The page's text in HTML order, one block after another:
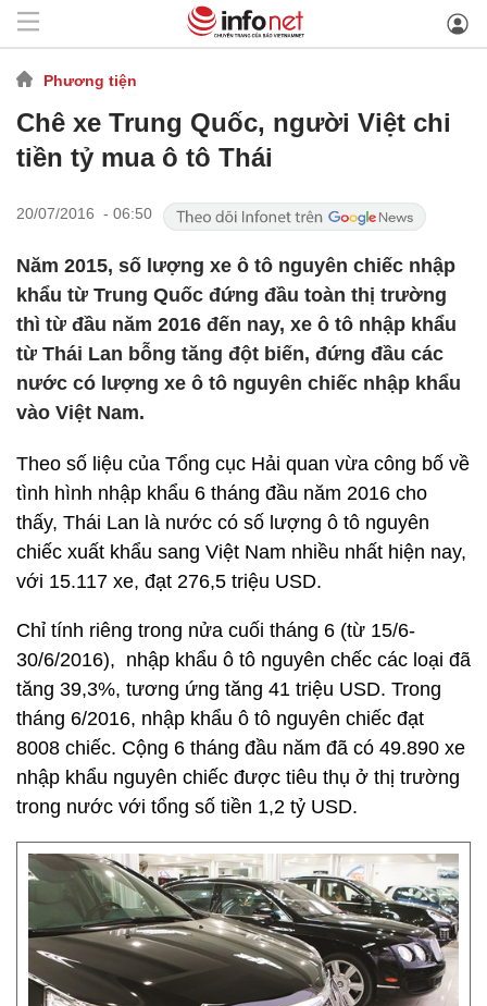
Phương tiện
Chê xe Trung Quốc, người Việt chi
tiền tỷ mua ô tô Thái
20/07/2016 - 06:50
Năm 2015, số lượng xe ô tô nguyên chiếc nhập
khẩu từ Trung Quốc đứng đầu toàn thị trường
thì từ đầu năm 2016 đến nay, xe ô tô nhập khẩu
từ Thái Lan bỗng tăng đột biến, đứng đầu các
nước có lượng xe ô tô nguyên chiếc nhập khẩu
vào Việt Nam.
Theo số liệu của Tổng cục Hải quan vừa công bố về
tình hình nhập khẩu 6 tháng đầu năm 2016 cho
thấy, Thái Lan là nước có số lượng ô tô nguyên
chiếc xuất khẩu sang Việt Nam nhiều nhất hiện nay,
với 15.117 xe, đạt 276,5 triệu USD.
Chỉ tính riêng trong nửa cuối tháng 6 (từ 15/6-
30/6/2016), nhập khẩu ô tô nguyên chếc các loại đã
tăng 39,3%, tương ứng tăng 41 triệu USD. Trong
tháng 6/2016, nhập khẩu ô tô nguyên chiếc đạt
8008 chiếc. Cộng 6 tháng đầu năm đã có 49.890 xe
nhập khẩu nguyên chiếc được tiêu thụ ở thị trường
trong nước với tổng số tiền 1,2 tỷ USD.